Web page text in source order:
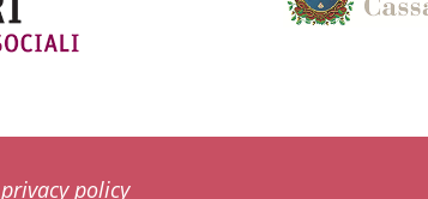
privacy policy